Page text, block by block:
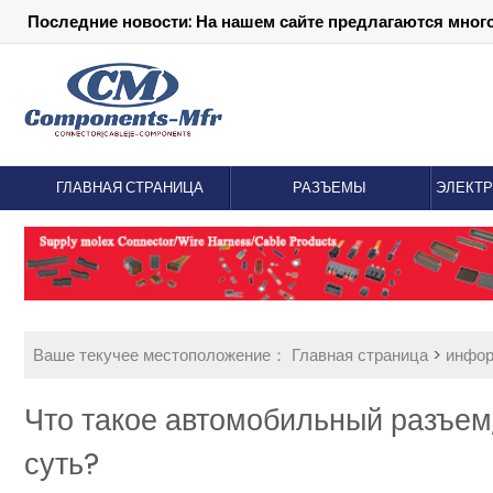
Последние новости: На нашем сайте предлагаются
ГЛАВНАЯ СТРАНИЦА РАЗЪЕМЫ
Ваше текучее местоположение： Главная страница>
Что такое автомобильный
суть?